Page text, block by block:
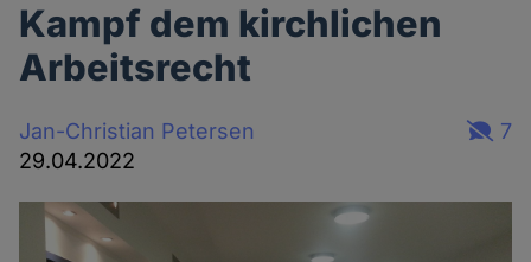
Kampf dem kirchlichen
Arbeitsrecht
Jan-Christian Petersen
29.04.2022
7